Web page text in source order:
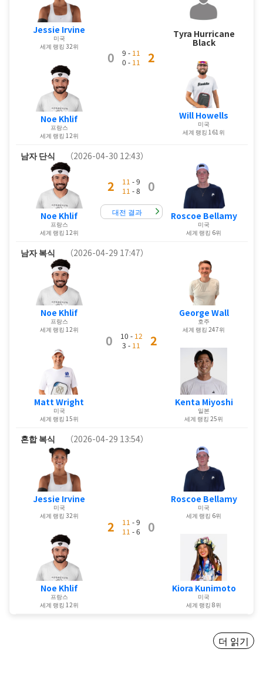
Jessie Irvine
미국
세계 랭킹 32위
Noe Khlif
프랑스
세계 랭킹 12위
0 9 - 11
0 - 11 2
Tyra Hurricane
Black
Will Howells
미국
세계 랭킹 161위
남자 단식 （2026-04-30 12:43）
Noe Khlif
프랑스
세계 랭킹 12위
2 11 - 9
11 - 8 0
대전 결과 Roscoe Bellamy
미국
세계 랭킹 6위
남자 복식 （2026-04-29 17:47）
Noe Khlif
프랑스
세계 랭킹 12위
Matt Wright
미국
세계 랭킹 15위
0 10 - 12
3 - 11 2
George Wall
호주
세계 랭킹 247위
Kenta Miyoshi
일본
세계 랭킹 25위
혼합 복식 （2026-04-29 13:54）
Jessie Irvine
미국
세계 랭킹 32위
Noe Khlif
프랑스
세계 랭킹 12위
2 11 - 9
11 - 6 0
Roscoe Bellamy
미국
세계 랭킹 6위
Kiora Kunimoto
미국
세계 랭킹 8위
더 읽기